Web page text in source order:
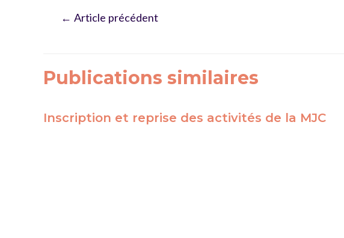
Navigation
← Article précédent
Publications similaires
Inscription et reprise des activités de la MJC